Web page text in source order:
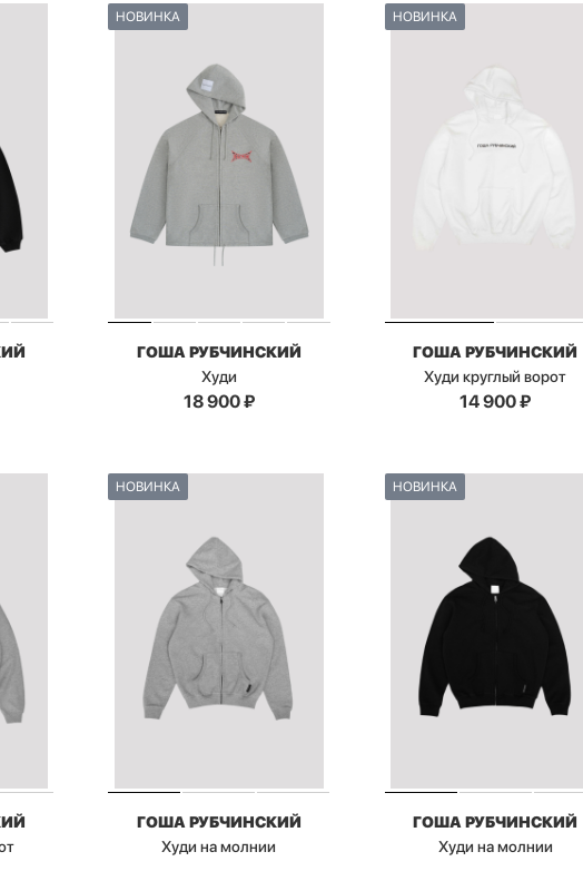
НОВИНКА
ГОША РУБЧИНСКИЙ
Худи
18 900₽
НОВИНКА
ГОША РУБЧИНСКИЙ
Худи круглый ворот
14 900₽
НОВИНКА
ГОША РУБЧИНСКИЙ
Худи на молнии
НОВИНКА
ГОША РУБЧИНСКИЙ
Худи на молнии